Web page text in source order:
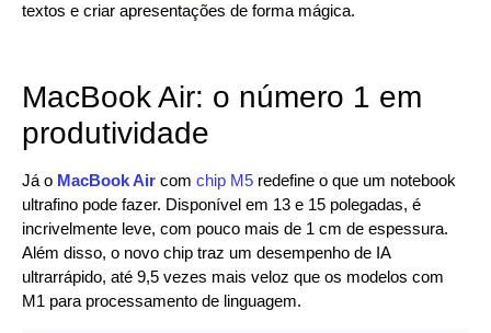
textos e criar apresentações de forma mágica.
MacBook Air: o número 1 em
produtividade
Já o MacBook Air com chip M5 redefine o que um notebook
ultrafino pode fazer. Disponível em 13 e 15 polegadas, é
incrivelmente leve, com pouco mais de 1 cm de espessura.
Além disso, o novo chip traz um desempenho de IA
ultrarrápido, até 9,5 vezes mais veloz que os modelos com
M1 para processamento de linguagem.